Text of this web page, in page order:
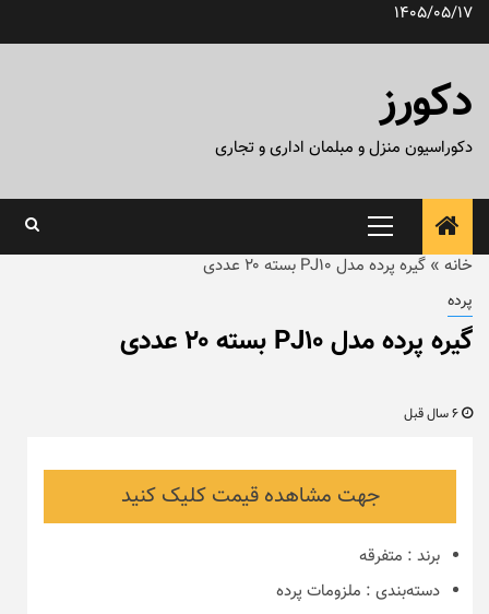
پرش1405/05/17
دکورز
دکوراسیون منزل و مبلمان اداری و تجاری
منوی
اصلی
خانه » گیره پرده مدل PJ10 بسته ۲۰ عددی
پرده
گیره پرده مدل PJ10 بسته ۲۰ عددی
جهت مشاهده قیمت کلیک کنید
برند : متفرقه
دسته‌بندی : ملزومات پرده